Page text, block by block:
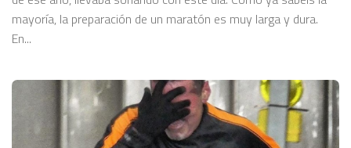
mayoría, la preparación de un maratón es muy larga y dura.
En...